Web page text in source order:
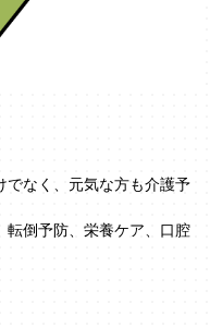
でなく、元気な方も介護予
転倒予防、栄養ケア、口腔